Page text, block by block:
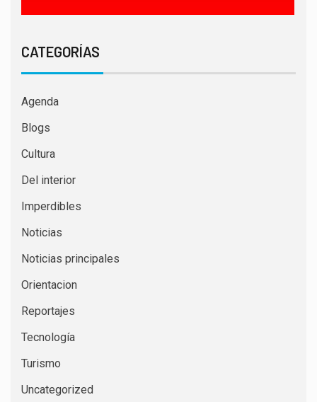
CATEGORÍAS
Agenda
Blogs
Cultura
Del interior
Imperdibles
Noticias
Noticias principales
Orientacion
Reportajes
Tecnología
Turismo
Uncategorized